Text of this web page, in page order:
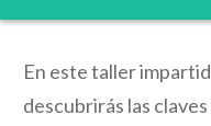
En este taller
descubrirás las claves